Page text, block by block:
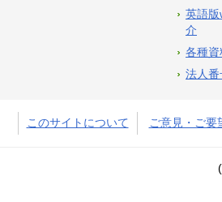
英語
介
各種
法人
このサイトについて ご意見・ご要